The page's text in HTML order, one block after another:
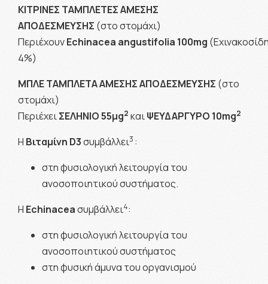
ΚΙΤΡΙΝΕΣ ΤΑΜΠΛΕΤΕΣ ΑΜΕΣΗΣ
ΑΠΟΔΕΣΜΕΥΣΗΣ (στο στομάχι)
ΠεριέχουνEchinacea angustifolia 100mg
4%)
ΜΠΛΕ ΤΑΜΠΛΕΤΑ ΑΜΕΣΗΣ ΑΠΟΔΕΣΜΕΥΣΗΣ (στο
στομάχι)
ΠεριέχειΣΕΛΗΝΙΟ55μg2 καιΨΕΥΔΑΡΓΥΡΟ 10mg2
Η Βιταμίνη D3συμβάλλει3 :
στη φυσιολογική λειτουργία του
ανοσοποιητικού συστήματος.
Η Echinaceaσυμβάλλει4:
στη φυσιολογική λειτουργία του
ανοσοποιητικού συστήματος
στη φυσική άμυνα του οργανισμού